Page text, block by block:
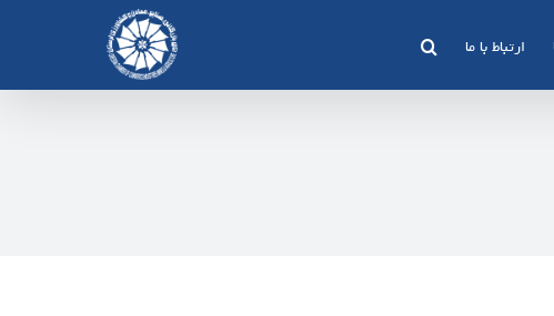
ارتباط با ما